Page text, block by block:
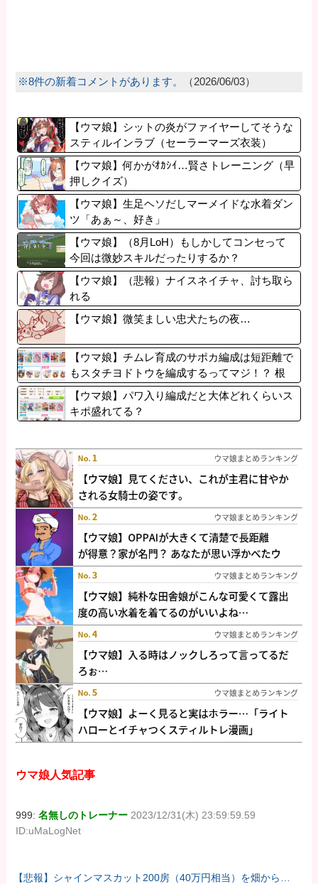
※8件の新着コメントがあります。 （2026/06/03）
【ウマ娘】シットの炎がファイヤーしてそうな
スティルインラブ（セーラーマーズ衣装）
【ウマ娘】何かがｵｶｼｲ…賢さトレーニング（早
押しクイズ）
【ウマ娘】生足ヘソだしマーメイドな水着ダン
ツ「あぁ～、好き」
【ウマ娘】（8月LoH）もしかしてコンセって
今回は微妙スキルだったりするか？
【ウマ娘】（悲報）ナイスネイチャ、討ち取ら
れる
【ウマ娘】微笑ましい忠犬たちの夜…
【ウマ娘】チムレ育成のサポカ編成は短距離で
もスタチヨドトウを編成するってマジ！？ 根
性サポカを編成していた意味…
【ウマ娘】パワ入り編成だと大体どれくらいス
キポ盛れてる？
ウマ娘人気記事
999:名無しのトレーナー 2023/12/31(木) 23:59:59.59
ID:uMaLogNet
【悲報】シャインマスカット200房（40万円相当）を畑から盗